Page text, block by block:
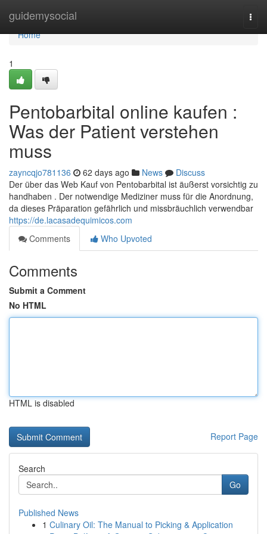
guidemysocial
Home
Home
1
Pentobarbital online kaufen :
Was der Patient verstehen
muss
zayncqjo781136 62 days ago News
Discuss
Der über das Web Kauf von Pentobarbital ist äußerst vorsichtig zu
handhaben . Der notwendige Mediziner muss für die Anordnung,
da dieses Präparation gefährlich und missbräuchlich verwendbar
https://de.lacasadequimicos.com
Comments
Who Upvoted
Comments
Submit a Comment
No HTML
HTML is disabled
Report Page
Search
Go
Published News
1 Culinary Oil: The Manual to Picking & Application